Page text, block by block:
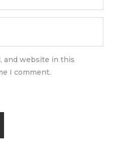
and website in this
I comment.